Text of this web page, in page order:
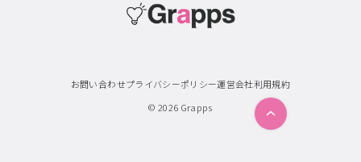
お問い合わせプライバシーポリシー運営会社利用規約
© 2026 Grapps